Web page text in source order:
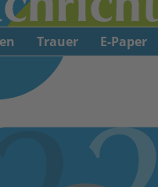
Trauer E-Paper